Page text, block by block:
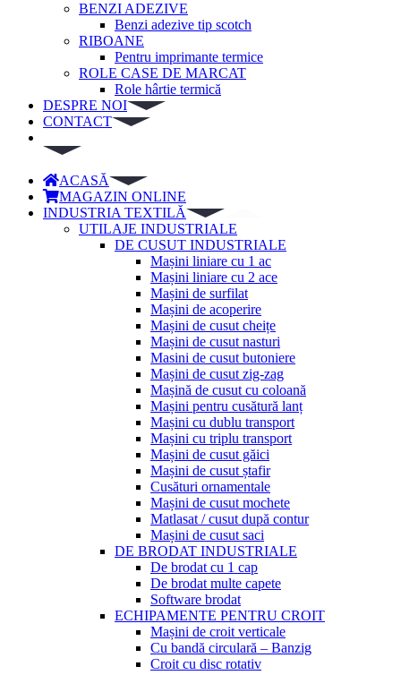
BENZI ADEZIVE
Benzi adezive tip scotch
RIBOANE
Pentru imprimante termice
ROLE CASE DE MARCAT
Role hârtie termică
DESPRE NOI
CONTACT
ACASĂ
MAGAZIN ONLINE
INDUSTRIA TEXTILĂ
UTILAJE INDUSTRIALE
DE CUSUT INDUSTRIALE
Mașini liniare cu 1 ac
Mașini liniare cu 2 ace
Mașini de surfilat
Mașini de acoperire
Mașini de cusut cheițe
Mașini de cusut nasturi
Masini de cusut butoniere
Mașini de cusut zig-zag
Mașină de cusut cu coloană
Mașini pentru cusătură lanț
Mașini cu dublu transport
Mașini cu triplu transport
Mașini de cusut găici
Mașini de cusut ștafir
Cusături ornamentale
Mașini de cusut mochete
Matlasat / cusut după contur
Mașini de cusut saci
DE BRODAT INDUSTRIALE
De brodat cu 1 cap
De brodat multe capete
Software brodat
ECHIPAMENTE PENTRU CROIT
Mașini de croit verticale
Cu bandă circulară – Banzig
Croit cu disc rotativ